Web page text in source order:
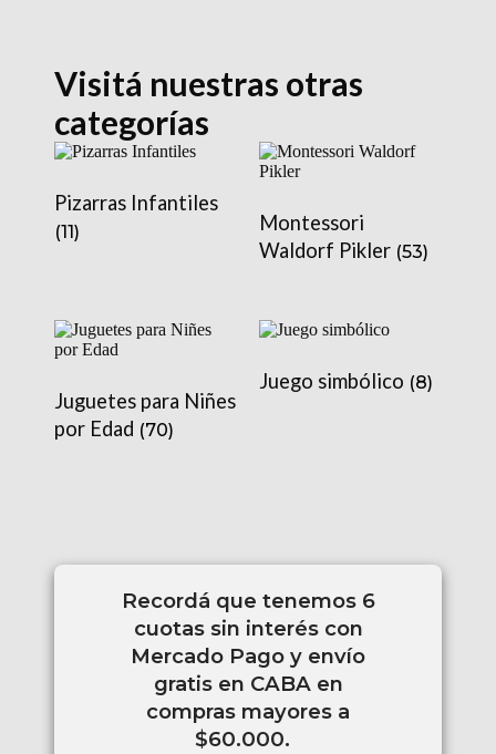
Visitá nuestras otras
categorías
Pizarras Infantiles
(11)
Montessori
Waldorf Pikler (53)
Juguetes para Niñes
por Edad (70)
Juego simbólico (8)
Recordá que tenemos 6
cuotas sin interés con
Mercado Pago y envío
gratis en CABA en
compras mayores a
$60.000.